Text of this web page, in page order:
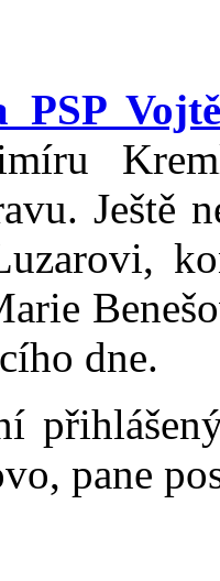
PSP
Ještě
dne.
pane